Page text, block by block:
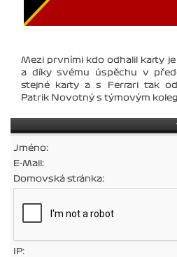
Mezi prvními kdo odhalil karty
a díky svému úspěchu v
stejné karty a s Ferrari tak
Patrik Novotný s týmovým
Jméno:
E-Mail:
Domovská stránka:
IP: